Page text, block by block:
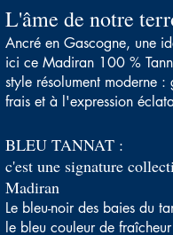
L'âme de notre
Ancré en Gascogne, une
ici ce Madiran 100 %
style résolument moderne :
frais et à l'expression
BLEU TANNAT :
c'est une signature
Madiran
Le bleu-noir des baies du
le bleu couleur de